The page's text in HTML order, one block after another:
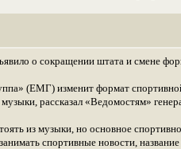
о сокращении штата и смене
(ЕМГ) изменит формат
рассказал «Ведомостям»
из музыки, но основное
спортивные новости,